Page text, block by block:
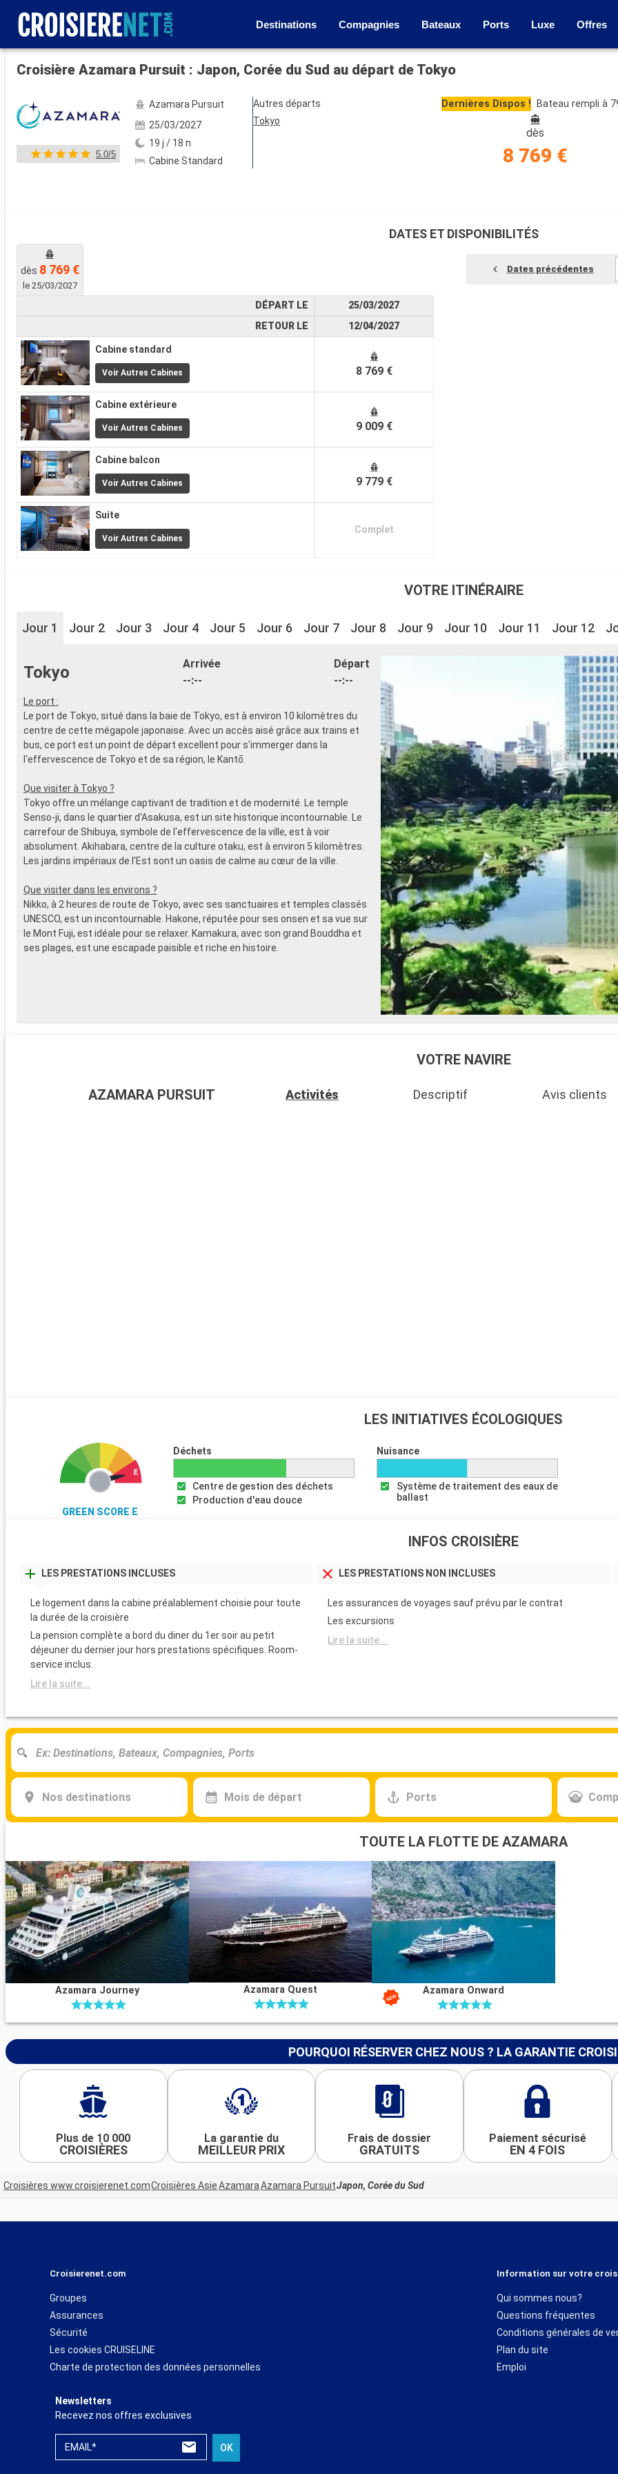
Destinations Compagnies Bateaux Ports Luxe Offres
Voir les 26 autres photos
Croisière Azamara Pursuit : Japon, Corée du Sud au départ de Tokyo
5.0/5
Azamara Pursuit
25/03/2027
19 j / 18 n
Cabine Standard
Autres départs
Tokyo
Dernières Dispos ! Bateau rempli à
dès
8 769 €
DATES ET DISPONIBILITÉS
dès 8 769 €
le 25/03/2027
Dates précédentes
DÉPART LE
RETOUR LE
Cabine standard
Voir Autres Cabines
Cabine extérieure
Voir Autres Cabines
Cabine balcon
Voir Autres Cabines
Suite
Voir Autres Cabines
25/03/2027
12/04/2027
8 769 €
9 009 €
9 779 €
Complet
VOTRE ITINÉRAIRE
Jour 1 Jour 2 Jour 3 Jour 4 Jour 5 Jour 6 Jour 7 Jour 8 Jour 9 Jour 10 Jour 11 Jour 12
Tokyo
Arrivée
--:--
Départ
--:--
Le port :
Le port de Tokyo, situé dans la baie de Tokyo, est à environ 10 kilomètres du
centre de cette mégapole japonaise. Avec un accès aisé grâce aux trains et
bus, ce port est un point de départ excellent pour s'immerger dans la
l'effervescence de Tokyo et de sa région, le Kantō.
Que visiter à Tokyo ?
Tokyo offre un mélange captivant de tradition et de modernité. Le temple
Senso-ji, dans le quartier d'Asakusa, est un site historique incontournable. Le
carrefour de Shibuya, symbole de l'effervescence de la ville, est à voir
absolument. Akihabara, centre de la culture otaku, est à environ 5 kilomètres.
Les jardins impériaux de l'Est sont un oasis de calme au cœur de la ville.
Que visiter dans les environs ?
Nikko, à 2 heures de route de Tokyo, avec ses sanctuaires et temples classés
UNESCO, est un incontournable. Hakone, réputée pour ses onsen et sa vue sur
le Mont Fuji, est idéale pour se relaxer. Kamakura, avec son grand Bouddha et
ses plages, est une escapade paisible et riche en histoire.
VOTRE NAVIRE
AZAMARA PURSUIT Activités Descriptif Avis clients
LES INITIATIVES ÉCOLOGIQUES
GREEN SCORE E
Déchets
Centre de gestion des déchets
Production d'eau douce
Nuisance
Système de traitement des eaux de
ballast
INFOS CROISIÈRE
LES PRESTATIONS INCLUSES
Le logement dans la cabine préalablement choisie pour toute
la durée de la croisière
La pension complète a bord du diner du 1er soir au petit
déjeuner du dernier jour hors prestations spécifiques. Room-
service inclus.
Lire la suite...
LES PRESTATIONS NON INCLUSES
Les assurances de voyages sauf prévu par le contrat
Les excursions
Lire la suite...
Nos destinations Mois de départ Ports
TOUTE LA FLOTTE DE AZAMARA
Azamara Journey Azamara Quest Azamara Onward
POURQUOI RÉSERVER CHEZ NOUS ? LA GARANTIE
Plus de 10 000
CROISIÈRES
La garantie du
MEILLEUR PRIX
Frais de dossier
GRATUITS
Paiement sécurisé
EN 4 FOIS
Croisières www.croisierenet.comCroisières AsieAzamaraAzamara PursuitJapon, Corée du Sud
Croisierenet.com
Groupes
Assurances
Sécurité
Les cookies CRUISELINE
Charte de protection des données personnelles
Information sur votre
Qui sommes nous?
Questions fréquentes
Conditions générales de
Plan du site
Emploi
Newsletters
Recevez nos offres exclusives
EMAIL* OK